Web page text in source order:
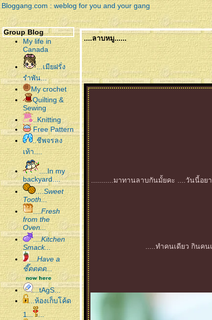
Bloggang.com : weblog for you and your gang
Group Blog
My life in
Canada
...เมียฝรั่ง
รำพัน...
My crochet
Quilting &
Sewing
..Knitting
Free Pattern
..ชีพจรลง
เท้า....
....In my
backyard....
.... Sweet
Tooth...
....Fresh
from the
Oven...
....Kitchen
Smack...
....Have a
ซี๊ดดดด...
...tAgS...
...ห้องเก็บโค้ด
1...
...
....ลาบหมู......
...........มาทานลาบกันมั้ยคะ ....วันนี้อ
.....ทำคนเดียว กินค